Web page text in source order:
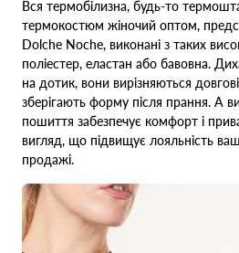
Вся термобілизна, будь-то
термокостюм жіночий оптом,
Dolche Noche, виконані з таких
поліестер, еластан або бавовна.
на дотик, вони вирізняються
зберігають форму після прання. А
пошиття забезпечує комфорт і
вигляд, що підвищує лояльність
продажі.